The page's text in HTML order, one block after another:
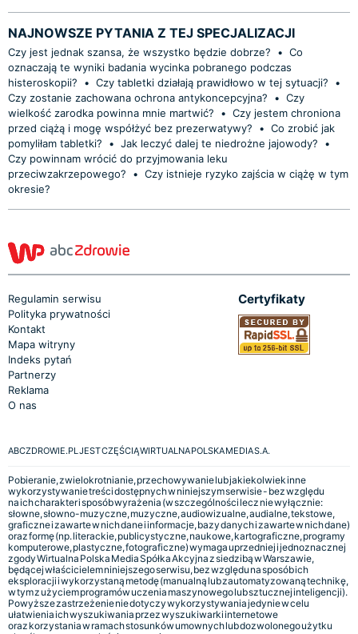
NAJNOWSZE PYTANIA Z TEJ SPECJALIZACJI
Czy jest jednak szansa, że wszystko będzie dobrze? • Co
oznaczają te wyniki badania wycinka pobranego podczas
histeroskopii?
• Czy tabletki działają prawidłowo w tej sytuacji?
•
Czy zostanie zachowana ochrona antykoncepcyjna?
• Czy
wielkość zarodka powinna mnie martwić?
• Czy jestem chroniona
przed ciążą i mogę współżyć bez prezerwatywy?
• Co zrobić jak
pomyliłam tabletki?
• Jak leczyć dalej te niedrożne jajowody?
•
Czy powinnam wrócić do przyjmowania leku
przeciwzakrzepowego?
• Czy istnieje ryzyko zajścia w ciążę w tym
okresie?
Regulamin serwisu
Polityka prywatności
Kontakt
Mapa witryny
Indeks pytań
Partnerzy
Reklama
O nas
Certyfikaty
ABCZDROWIE.PL JEST CZĘŚCIĄ WIRTUALNA POLSKA MEDIA S.A.
Pobieranie, zwielokrotnianie, przechowywanie lub jakiekolwiek inne
wykorzystywanie treści dostępnych w niniejszym serwisie - bez względu
na ich charakter i sposób wyrażenia (w szczególności lecz nie wyłącznie:
słowne, słowno-muzyczne, muzyczne, audiowizualne, audialne, tekstowe,
graficzne i zawarte w nich dane i informacje, bazy danych i zawarte w nich dane)
oraz formę (np. literackie, publicystyczne, naukowe, kartograficzne, programy
komputerowe, plastyczne, fotograficzne) wymaga uprzedniej i jednoznacznej
zgody Wirtualna Polska Media Spółka Akcyjna z siedzibą w Warszawie,
będącej właścicielem niniejszego serwisu, bez względu na sposób ich
eksploracji i wykorzystaną metodę (manualną lub zautomatyzowaną technikę,
w tym z użyciem programów uczenia maszynowego lub sztucznej inteligencji).
Powyższe zastrzeżenie nie dotyczy wykorzystywania jedynie w celu
ułatwienia ich wyszukiwania przez wyszukiwarki internetowe
oraz korzystania w ramach stosunków umownych lub dozwolonego użytku